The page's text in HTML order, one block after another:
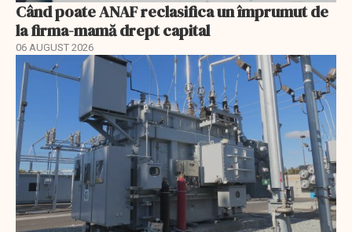
Când poate ANAF reclasifica un împrumut de
la firma-mamă drept capital
06 AUGUST 2026